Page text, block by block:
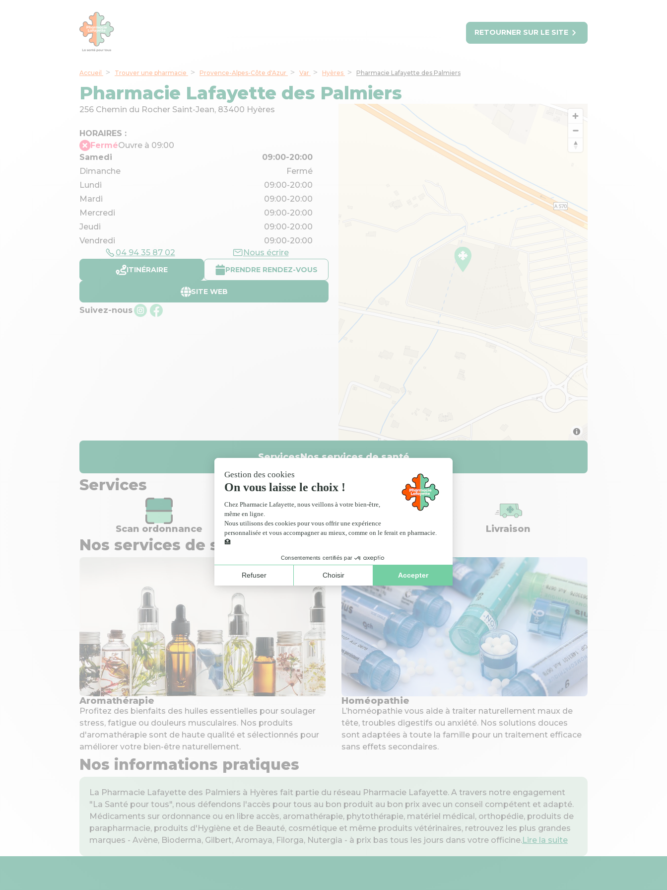
RETOURNER SUR LE SITE
Accueil Trouver une pharmacie Provence-Alpes-Côte d'Azur Var Hyères Pharmacie Lafayette des Palmiers
Pharmacie Lafayette des Palmiers
256 Chemin du Rocher Saint-Jean, 83400 Hyères
HORAIRES :
FerméOuvre à 09:00
Samedi
09:00-20:00
Dimanche
Fermé
Lundi
09:00-20:00
Mardi
09:00-20:00
Mercredi
09:00-20:00
Jeudi
09:00-20:00
Vendredi
09:00-20:00
04 94 35 87 02
Nous écrire
ITINÉRAIRE PRENDRE RENDEZ-VOUS
SITE WEB
Suivez-nous
ServicesNos services de santé
Services
Scan ordonnance Click and collect Livraison
Nos services de santé
Aromathérapie
Profitez des bienfaits des huiles essentielles pour soulager
stress, fatigue ou douleurs musculaires. Nos produits
d'aromathérapie sont de haute qualité et sélectionnés pour
améliorer votre bien-être naturellement.
Homéopathie
L’homéopathie vous aide à traiter naturellement maux de
tête, troubles digestifs ou anxiété. Nos solutions douces
sont adaptées à toute la famille pour un traitement efficace
sans effets secondaires.
Nos informations pratiques
La Pharmacie Lafayette des Palmiers à Hyères fait partie du réseau Pharmacie Lafayette. A travers notre engagement
"La Santé pour tous", nous défendons l'accès pour tous au bon produit au bon prix avec un conseil compétent et adapté.
Médicaments sur ordonnance ou en libre accès, aromathérapie, phytothérapie, matériel médical, orthopédie, produits de
parapharmacie, produits d'Hygiène et de Beauté, cosmétique et même produits vétérinaires, retrouvez les plus grandes
marques - Avène, Bioderma, Gilbert, Aromaya, Filorga, Nutergia - à prix bas tous les jours dans votre officine.Lire la suite